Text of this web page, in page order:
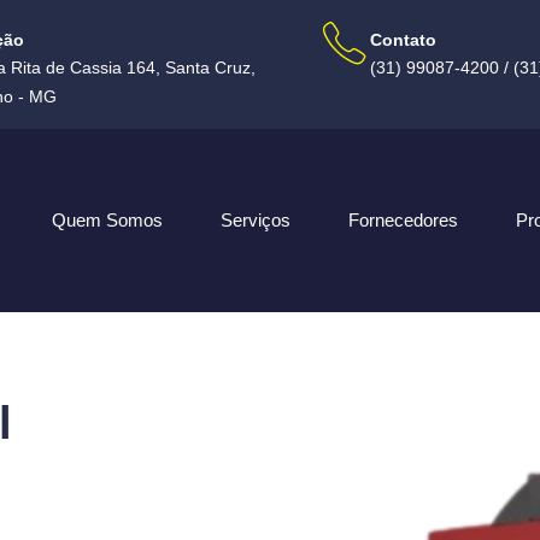
Rita de Cassia 164, Santa Cruz,
- MG
Contato
(31) 99087-4200 /
Quem Somos Serviços Fornecedores